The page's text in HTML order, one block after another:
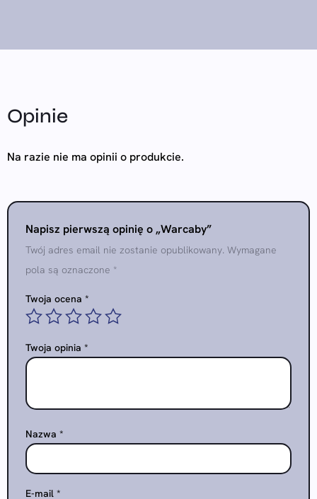
Opinie
Na razie nie ma opinii o produkcie.
Napisz pierwszą opinię o „Warcaby”
Twój adres email nie zostanie opublikowany. Wymagane
pola są oznaczone *
Twoja ocena *
Twoja opinia *
Nazwa *
E-mail *